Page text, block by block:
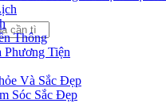
Thông
Tiện
Và Sắc Đẹp
Sóc Sắc Đẹp